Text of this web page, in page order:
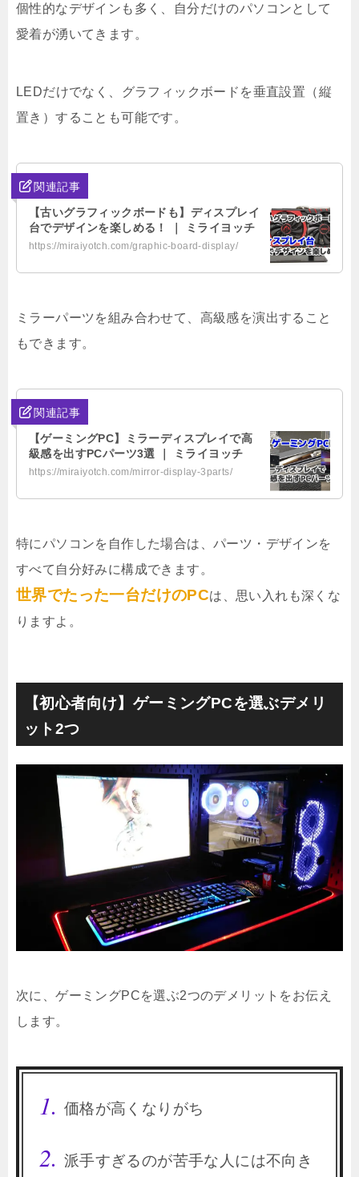
個性的なデザインも多く、自分だけのパソコンとして
愛着が湧いてきます。
LEDだけでなく、グラフィックボードを垂直設置（縦
置き）することも可能です。
関連記事
【古いグラフィックボードも】ディスプレイ
台でデザインを楽しめる！ ｜ ミライヨッチ
https://miraiyotch.com/graphic-board-display/
ミラーパーツを組み合わせて、高級感を演出すること
もできます。
関連記事
【ゲーミングPC】ミラーディスプレイで高
級感を出すPCパーツ3選 ｜ ミライヨッチ
https://miraiyotch.com/mirror-display-3parts/
特にパソコンを自作した場合は、パーツ・デザインを
すべて自分好みに構成できます。
世界でたった一台だけのPCは、思い入れも深くな
りますよ。
【初心者向け】ゲーミングPCを選ぶデメリ
ット2つ
次に、ゲーミングPCを選ぶ2つのデメリットをお伝え
します。
価格が高くなりがち
派手すぎるのが苦手な人には不向き